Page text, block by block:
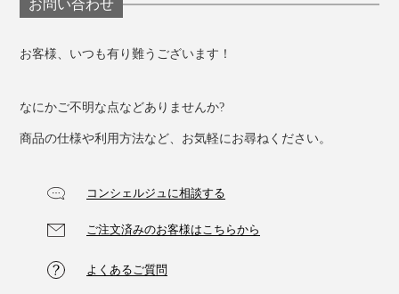
お問い合わせ
お客様、いつも有り難うございます！
なにかご不明な点などありませんか?
商品の仕様や利用方法など、お気軽にお尋ねください。
コンシェルジュに相談する
ご注文済みのお客様はこちらから
よくあるご質問